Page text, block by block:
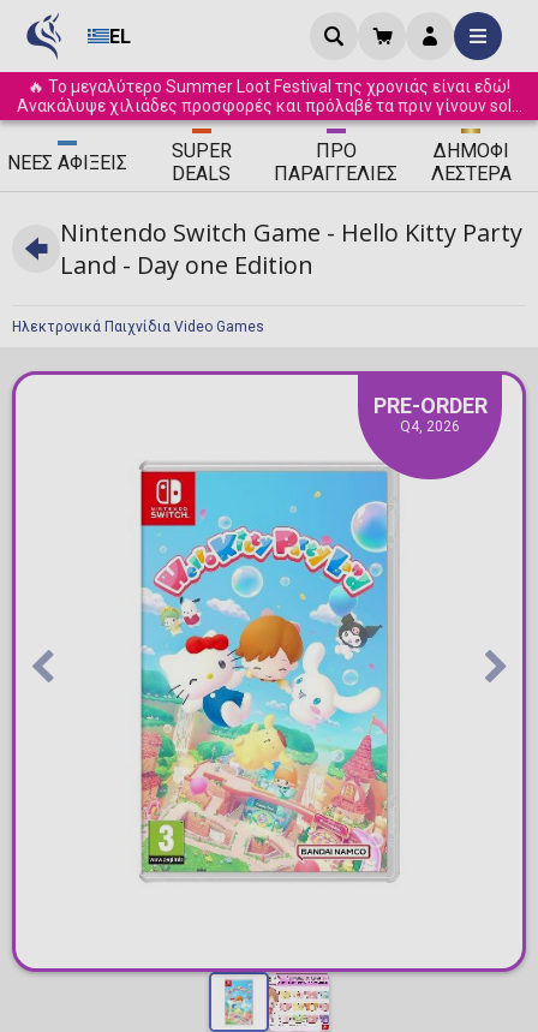
EL
🔥 Το μεγαλύτερο Summer Loot Festival της χρονιάς είναι εδώ!
Ανακάλυψε χιλιάδες προσφορές και πρόλαβέ τα πριν γίνουν sold
out! ☀️
ΝΈΕΣ ΑΦΊΞΕΙΣ
SUPER
DEALS
ΠΡΟ
ΠΑΡΑΓΓΕΛΊΕΣ
ΔΗΜΟΦΙ
ΛΈΣΤΕΡΑ
Ηλεκτρονικά Παιχνίδια Video Games
Nintendo Switch Game - Hello Kitty Party
Land - Day one Edition
PRE-ORDER
Q4, 2026